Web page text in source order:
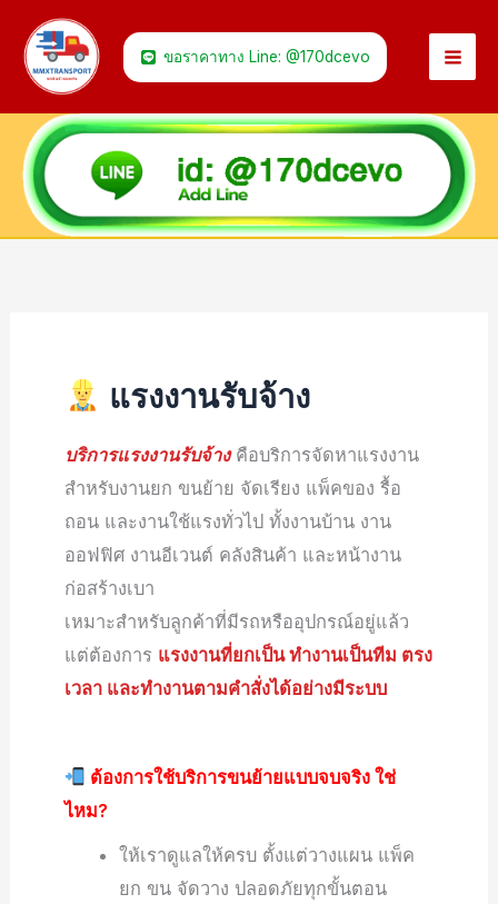
content
ขอราคาทาง Line: @170dcevo
แรงงานรับจ้าง
บริการแรงงานรับจ้างคือบริการจัดหาแรงงาน
สำหรับงานยก ขนย้าย จัดเรียง แพ็คของ รื้อ
ถอน และงานใช้แรงทั่วไป ทั้งงานบ้าน งาน
ออฟฟิศ งานอีเวนต์ คลังสินค้า และหน้างาน
ก่อสร้างเบา
เหมาะสำหรับลูกค้าที่มีรถหรืออุปกรณ์อยู่แล้ว
แต่ต้องการ แรงงานที่ยกเป็น ทำงานเป็นทีม ตรง
เวลา และทำงานตามคำสั่งได้อย่างมีระบบ
ต้องการใช้บริการขนย้ายแบบจบจริง ใช่
ไหม?
ให้เราดูแลให้ครบ ตั้งแต่วางแผน แพ็ค
ยก ขน จัดวาง ปลอดภัยทุกขั้นตอน